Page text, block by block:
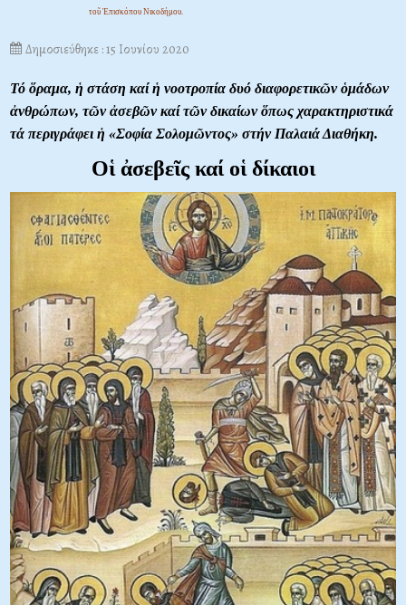
τοῦ Ἐπισκόπου Νικοδήμου.
Δημοσιεύθηκε : 15 Ιουνίου 2020
Τό ὅραμα, ἡ στάση καί ἡ νοοτροπία δυό διαφορετικῶν ὁμάδων
ἀνθρώπων, τῶν ἀσεβῶν καί τῶν δικαίων ὅπως χαρακτηριστικά
τά περιγράφει ἡ «Σοφία Σολομῶντος» στήν Παλαιά Διαθήκη.
Οἱ ἀσεβεῖς καί οἱ δίκαιοι